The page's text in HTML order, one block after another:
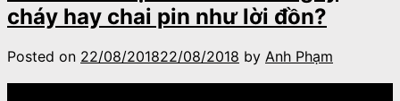
cháy hay chai pin như lời đồn?
Posted on 22/08/201822/08/2018 by Anh Phạm